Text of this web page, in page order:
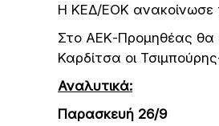
Η ΚΕΔ/ΕΟΚ ανακοίνωσε
Στο ΑΕΚ-Προμηθέας θα
Καρδίτσα οι
Αναλυτικά:
Παρασκευή 26/9